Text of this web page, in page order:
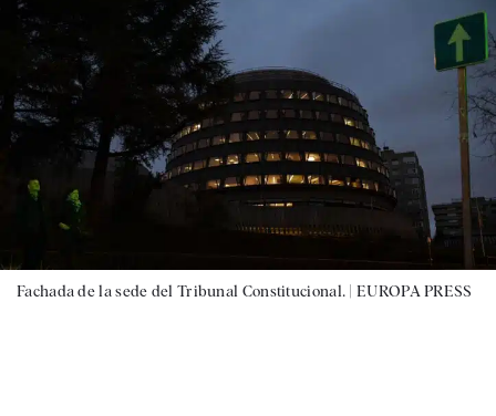
Fachada de la sede del Tribunal Constitucional. | EUROPA PRESS